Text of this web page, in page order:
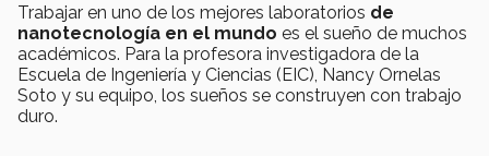
Trabajar en uno de los mejores laboratorios de
nanotecnología en el mundo es el sueño de muchos
académicos. Para la profesora investigadora de la
Escuela de Ingeniería y Ciencias (EIC), Nancy Ornelas
Soto y su equipo, los sueños se construyen con trabajo
duro.